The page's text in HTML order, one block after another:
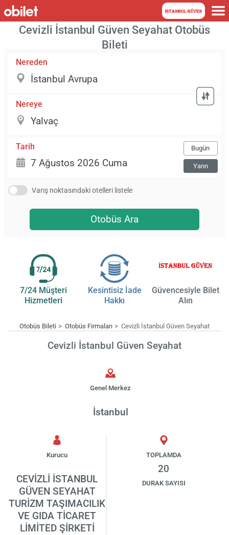
Cevizli İstanbul Güven Seyahat Otobüs
Bileti
Nereden
Nereye
Tarih Bugün
Yarın
Varış noktasındaki otelleri listele
Otobüs Ara
7/24 Müşteri
Hizmetleri
Kesintisiz İade
Hakkı
Güvencesiyle Bilet
Alın
Otobüs Bileti Otobüs Firmaları Cevizli İstanbul Güven Seyahat
Cevizli İstanbul Güven Seyahat
Genel Merkez
İstanbul
Kurucu
CEVİZLİ İSTANBUL
GÜVEN SEYAHAT
TURİZM TAŞIMACILIK
VE GIDA TİCARET
LİMİTED ŞİRKETİ
TOPLAMDA
20
DURAK SAYISI